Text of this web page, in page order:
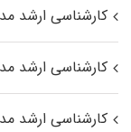
کارشناسی ارشد
کارشناسی ارشد
کارشناسی ارشد